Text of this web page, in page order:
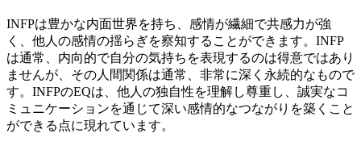
INFPは豊かな内面世界を持ち、感情が繊細で共感力が強
く、他人の感情の揺らぎを察知することができます。INFP
は通常、内向的で自分の気持ちを表現するのは得意ではあり
ませんが、その人間関係は通常、非常に深く永続的なもので
す。INFPのEQは、他人の独自性を理解し尊重し、誠実なコ
ミュニケーションを通じて深い感情的なつながりを築くこと
ができる点に現れています。